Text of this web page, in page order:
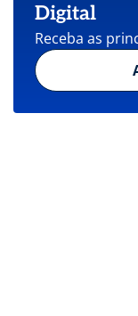
Digital
Receba as